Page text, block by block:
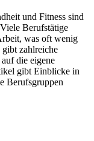
und Fitness sind
Berufstätige
was oft wenig
zahlreiche
die eigene
gibt Einblicke in
Berufsgruppen